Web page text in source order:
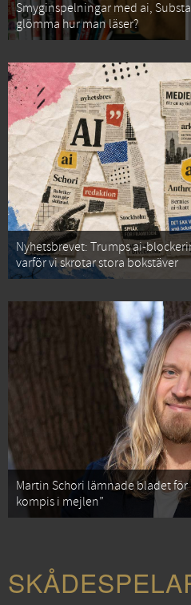
Smyginspelningar med ai,
glömma hur man läser?
Nyhetsbrevet: Trumps ai-
varför vi skrotar stora bokstäver
Martin Schori lämnade bladet för
kompis i mejlen”